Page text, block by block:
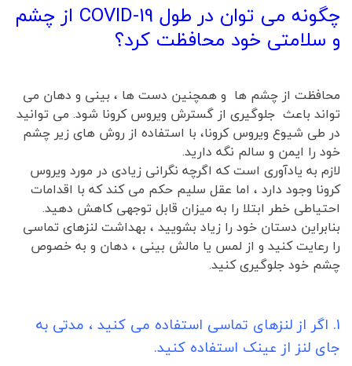
چگونه می توان در طول COVID-19 از چشم
و سلامتی خود محافظت کرد؟
محافظت از چشم ها و همچنین دست ها ، بینی و دهان می
تواند باعث جلوگیری از گسترش ویروس کرونا شود. می توانید
در طی شیوع ویروس کرونا، با استفاده از روش های زیر چشم
خود را ایمن و سالم نگه دارید.
لازم به یادآوری است که اگرچه نگرانی زیادی در مورد ویروس
کرونا وجود دارد ، اما عقل سلیم حکم می کند که با اقدامات
احتیاطی خطر ابتلا را به میزان قابل توجهی کاهش دهید.
بنابراین دستان خود را زیاد بشویید ، بهداشت لنزهای تماسی
را رعایت کنید و از لمس یا مالش بینی ، دهان و به خصوص
چشم خود جلوگیری کنید.
1. اگر از لنزهای تماسی استفاده می کنید ، مدتی به
جای لنز از عینک استفاده کنید.